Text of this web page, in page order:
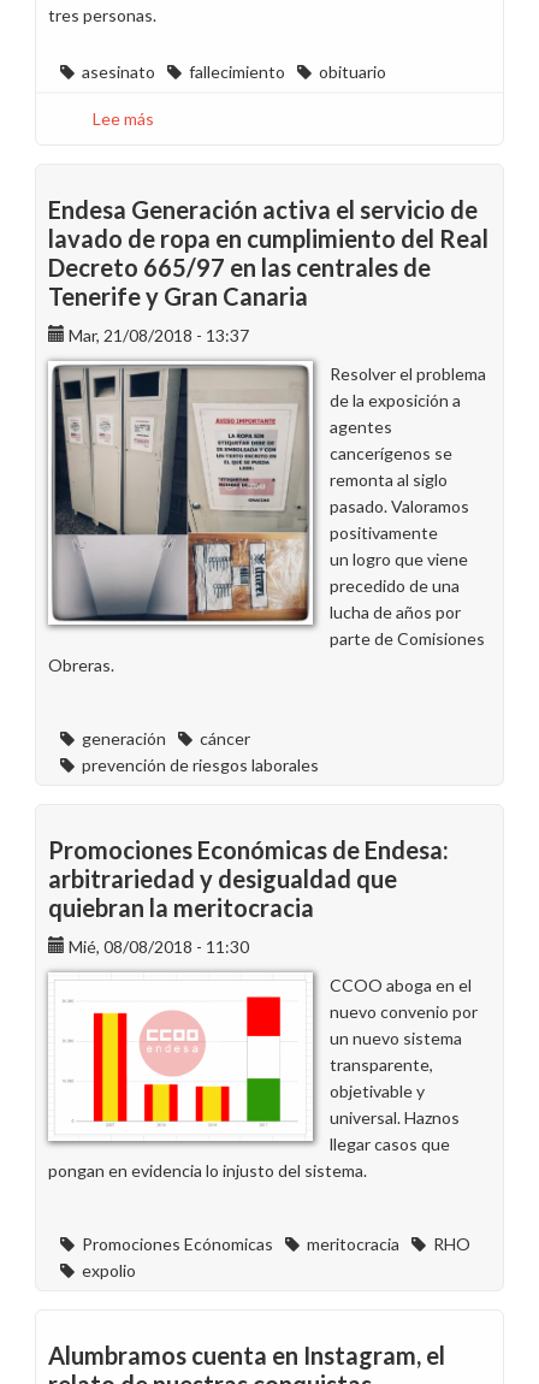
tres personas.
asesinato fallecimiento obituario
Lee más
duelo
por
el
asesinato
del
compañero
Félix
Carrión
Endesa Generación activa el servicio de
lavado de ropa en cumplimiento del Real
Decreto 665/97 en las centrales de
Tenerife y Gran Canaria
Mar, 21/08/2018 - 13:37
Resolver el problema
de la exposición a
agentes
cancerígenos se
remonta al siglo
pasado. Valoramos
positivamente
un logro que viene
precedido de una
lucha de años por
parte de Comisiones
Obreras.
generación
cáncer
prevención de riesgos laborales
Promociones Económicas de Endesa:
arbitrariedad y desigualdad que
quiebran la meritocracia
Mié, 08/08/2018 - 11:30
CCOO aboga en el
nuevo convenio por
un nuevo sistema
transparente,
objetivable y
universal. Haznos
llegar casos que
pongan en evidencia lo injusto del sistema.
Promociones Ecónomicas meritocracia
RHO
expolio
Alumbramos cuenta en Instagram, el